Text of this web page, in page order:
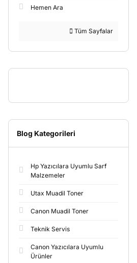
Hemen Ara
Tüm Sayfalar
Blog Kategorileri
Hp Yazıcılara Uyumlu Sarf
Malzemeler
Utax Muadil Toner
Canon Muadil Toner
Teknik Servis
Canon Yazıcılara Uyumlu
Ürünler